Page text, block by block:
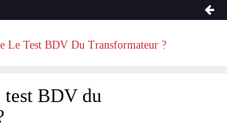
Le Test BDV Du Transformateur ?
test BDV du